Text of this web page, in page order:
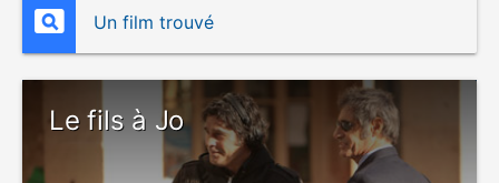
Un film trouvé
Le fils à Jo